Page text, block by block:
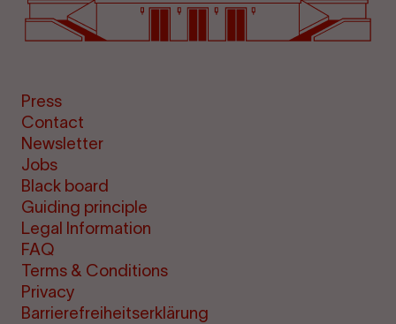
Press
Contact
Newsletter
Jobs
Black board
Guiding principle
Legal Information
FAQ
Terms & Conditions
Privacy
Barrierefreiheitserklärung